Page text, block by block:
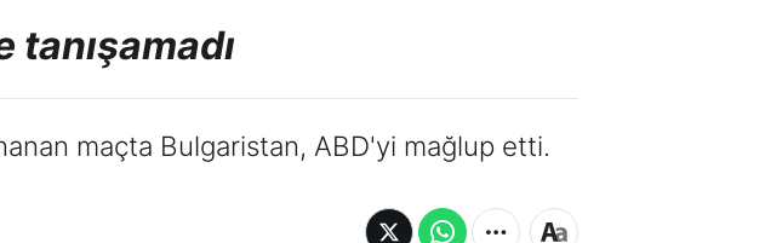
maçta Bulgaristan, ABD'yi mağlup etti.